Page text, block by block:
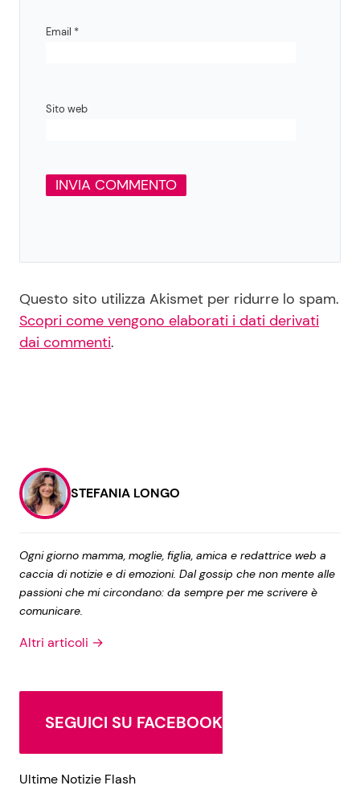
Email *
Sito web
Questo sito utilizza Akismet per ridurre lo spam.
Scopri come vengono elaborati i dati derivati
dai commenti.
STEFANIA LONGO
Ogni giorno mamma, moglie, figlia, amica e redattrice web a
caccia di notizie e di emozioni. Dal gossip che non mente alle
passioni che mi circondano: da sempre per me scrivere è
comunicare.
Altri articoli →
SEGUICI SU FACEBOOK
Ultime Notizie Flash